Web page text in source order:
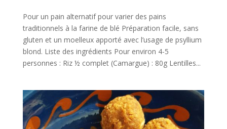
Pour un pain alternatif pour varier des pains
traditionnels à la farine de blé Préparation facile, sans
gluten et un moelleux apporté avec l’usage de psyllium
blond. Liste des ingrédients Pour environ 4-5
personnes : Riz ½ complet (Camargue) : 80g Lentilles...